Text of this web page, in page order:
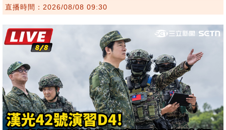
直播時間：2026/08/08 09:30